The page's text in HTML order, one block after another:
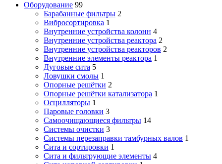
Оборудование 99
Барабанные фильтры 2
Вибросортировка 1
Внутренние устройства колонн 4
Внутренние устройства реактора 2
Внутренние устройства реакторов 2
Внутренние элементы реактора 1
Дуговые сита 5
Ловушки смолы 1
Опорные решётки 2
Опорные решётки катализатора 1
Осцилляторы 1
Паровые головки 3
Самоочищающиеся фильтры 14
Системы очистки 3
Системы перезаправки тамбурных валов 1
Сита и сортировки 1
Сита и фильтрующие элементы 4